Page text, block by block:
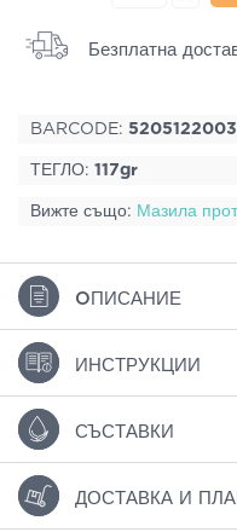
Безплатна
BARCODE:
ТЕГЛО: 117gr
Вижте също: Мазила
ΟПИСАНИЕ
ИНСТРУКЦИИ
СЪСТАВКИ
ДОСТАВКА И